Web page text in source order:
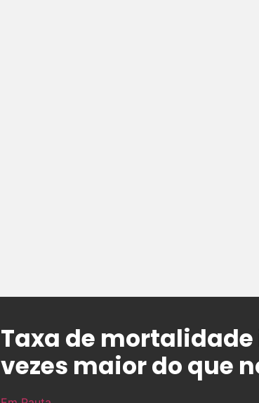
Taxa de
vezes maior do que